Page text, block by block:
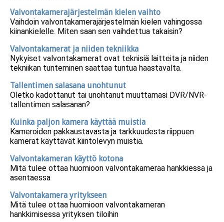
Valvontakamerajärjestelmän kielen vaihto
Vaihdoin valvontakamerajärjestelmän kielen vahingossa
kiinankielelle. Miten saan sen vaihdettua takaisin?
Valvontakamerat ja niiden tekniikka
Nykyiset valvontakamerat ovat teknisiä laitteita ja niiden
tekniikan tunteminen saattaa tuntua haastavalta.
Tallentimen salasana unohtunut
Oletko kadottanut tai unohtanut muuttamasi DVR/NVR-
tallentimen salasanan?
Kuinka paljon kamera käyttää muistia
Kameroiden pakkaustavasta ja tarkkuudesta riippuen
kamerat käyttävät kiintolevyn muistia.
Valvontakameran käyttö kotona
Mitä tulee ottaa huomioon valvontakameraa hankkiessa ja
asentaessa
Valvontakamera yritykseen
Mitä tulee ottaa huomioon valvontakameran
hankkimisessa yrityksen tiloihin